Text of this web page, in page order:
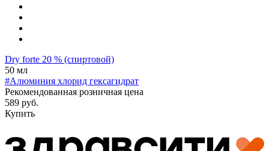
Dry forte 20 % (спиртовой)
50 мл
#Алюминия хлорид гексагидрат
Рекомендованная розничная цена
589 руб.
Купить